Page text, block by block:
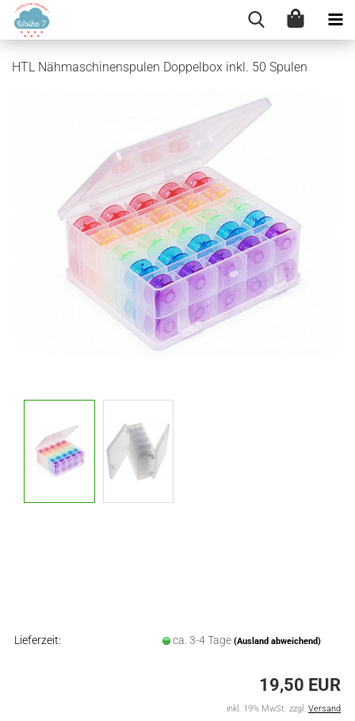
HTL Nähmaschinenspulen Doppelbox inkl. 50 Spulen
Lieferzeit: ca. 3-4 Tage (Ausland abweichend)
19,50 EUR
inkl. 19% MwSt. zzgl. Versand